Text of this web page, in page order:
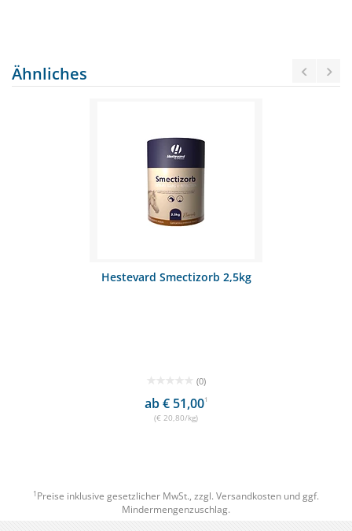
Ähnliches
Hestevard Smectizorb 2,5kg
(0)
ab € 51,001
(€ 20,80/kg)
1 Preise inklusive gesetzlicher MwSt., zzgl. Versandkosten und ggf.
Mindermengenzuschlag.